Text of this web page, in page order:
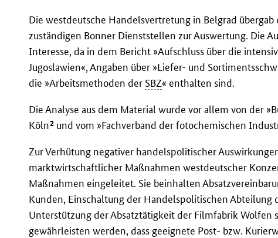
Die westdeutsche Handelsvertretung in Belgrad
zuständigen Bonner Dienststellen zur Auswertung. Die
Interesse, da in dem Bericht »Aufschluss über die
Jugoslawien«, Angaben über »Liefer- und
die »Arbeitsmethoden der SBZ« enthalten sind.
Die Analyse aus dem Material wurde vor allem von der
Köln2 und vom »Fachverband der fotochemischen
Zur Verhütung negativer handelspolitischer
marktwirtschaftlicher Maßnahmen westdeutscher
Maßnahmen eingeleitet. Sie beinhalten
Kunden, Einschaltung der Handelspolitischen Abteilung
Unterstützung der Absatztätigkeit der Filmfabrik Wolfen
gewährleisten werden, dass geeignete Post- bzw.